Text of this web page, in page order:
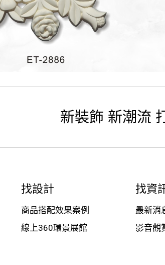
新裝飾 新潮流
找設計
商品搭配效果案例
線上360環景展館
找資
最新消
影音觀